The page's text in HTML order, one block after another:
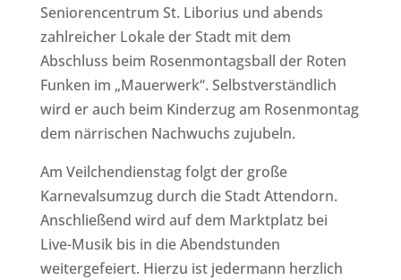
Seniorencentrum St. Liborius und abends
zahlreicher Lokale der Stadt mit dem
Abschluss beim Rosenmontagsball der Roten
Funken im „Mauerwerk“. Selbstverständlich
wird er auch beim Kinderzug am Rosenmontag
dem närrischen Nachwuchs zujubeln.
Am Veilchendienstag folgt der große
Karnevalsumzug durch die Stadt Attendorn.
Anschließend wird auf dem Marktplatz bei
Live-Musik bis in die Abendstunden
weitergefeiert. Hierzu ist jedermann herzlich